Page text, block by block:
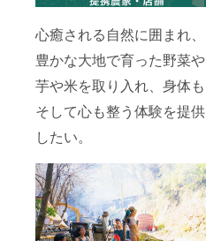
心癒される自然に囲まれ、
豊かな大地で育った野菜や
芋や米を取り入れ、身体も
そして心も整う体験を提供
したい。